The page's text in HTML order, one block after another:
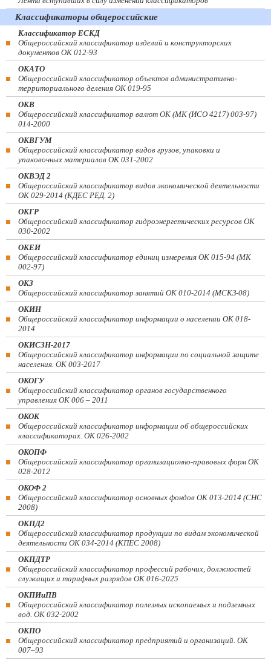
Классификаторы общероссийские
Классификатор ЕСКД
Общероссийский классификатор изделий и конструкторских
документов ОК 012-93
ОКАТО
Общероссийский классификатор объектов административно-
территориального деления ОК 019-95
ОКВ
Общероссийский классификатор валют ОК (МК (ИСО 4217) 003-97)
014-2000
ОКВГУМ
Общероссийский классификатор видов грузов, упаковки и
упаковочных материалов ОК 031-2002
ОКВЭД 2
Общероссийский классификатор видов экономической деятельности
ОК 029-2014 (КДЕС РЕД. 2)
ОКГР
Общероссийский классификатор гидроэнергетических ресурсов ОК
030-2002
ОКЕИ
Общероссийский классификатор единиц измерения ОК 015-94 (МК
002-97)
ОКЗ
Общероссийский классификатор занятий ОК 010-2014 (МСКЗ-08)
ОКИН
Общероссийский классификатор информации о населении ОК 018-
2014
ОКИСЗН-2017
Общероссийский классификатор информации по социальной защите
населения. ОК 003-2017
ОКОГУ
Общероссийский классификатор органов государственного
управления ОК 006 – 2011
ОКОК
Общероссийский классификатор информации об общероссийских
классификаторах. ОК 026-2002
ОКОПФ
Общероссийский классификатор организационно-правовых форм ОК
028-2012
ОКОФ 2
Общероссийский классификатор основных фондов ОК 013-2014 (СНС
2008)
ОКПД2
Общероссийский классификатор продукции по видам экономической
деятельности ОК 034-2014 (КПЕС 2008)
ОКПДТР
Общероссийский классификатор профессий рабочих, должностей
служащих и тарифных разрядов ОК 016-2025
ОКПИиПВ
Общероссийский классификатор полезных ископаемых и подземных
вод. ОК 032-2002
ОКПО
Общероссийский классификатор предприятий и организаций. ОК
007–93